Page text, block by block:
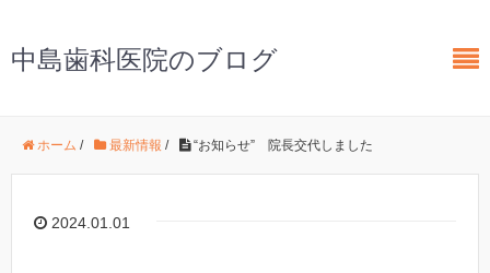
中島歯科医院のブログ
ホーム / 最新情報 / “お知らせ” 院長交代しました
2024.01.01